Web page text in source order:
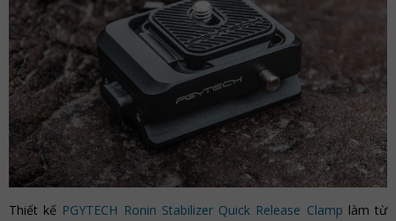
Thiết kế PGYTECH Ronin Stabilizer Quick Release Clamp làm từ